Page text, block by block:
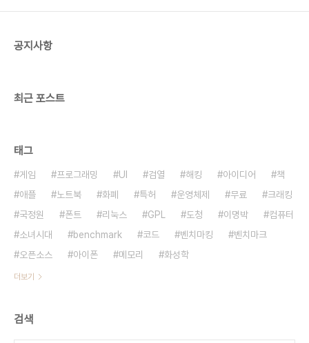
http://www.dnsomatic.com/
공지사항
최근 포스트
태그
게임 프로그래밍 UI 검열 해킹 아이디어
책
애플
노트북 화폐 특허 운영체제 무료
크래킹
국정원
폰트 리눅스 GPL 도청 이명박
컴퓨터
소녀시대
benchmark 코드 벤치마킹
벤치마크
오픈소스
아이폰 메모리 화성학
더보기
검색